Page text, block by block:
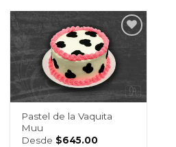
Pastel de la Vaquita
Muu
Desde $645.00